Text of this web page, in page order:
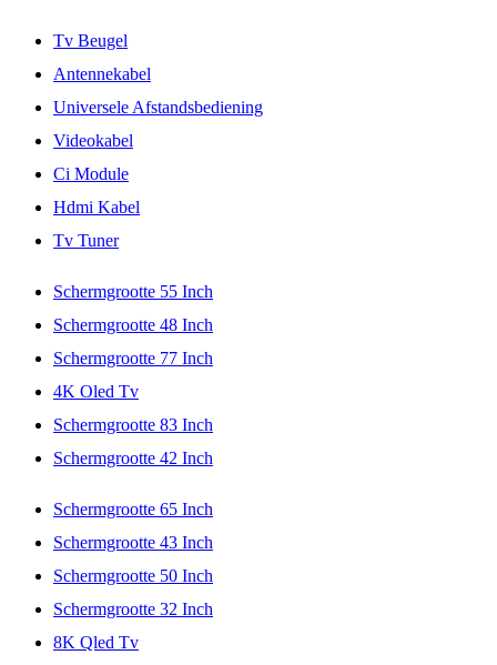
Tv Beugel
Antennekabel
Universele Afstandsbediening
Videokabel
Ci Module
Hdmi Kabel
Tv Tuner
Schermgrootte 55 Inch
Schermgrootte 48 Inch
Schermgrootte 77 Inch
4K Oled Tv
Schermgrootte 83 Inch
Schermgrootte 42 Inch
Schermgrootte 65 Inch
Schermgrootte 43 Inch
Schermgrootte 50 Inch
Schermgrootte 32 Inch
8K Qled Tv